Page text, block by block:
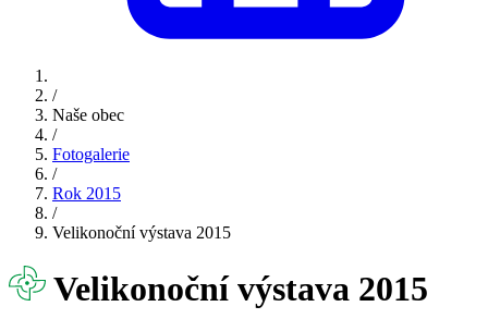
/
Naše obec
/
Fotogalerie
/
Rok 2015
/
Velikonoční výstava 2015
Velikonoční výstava 2015